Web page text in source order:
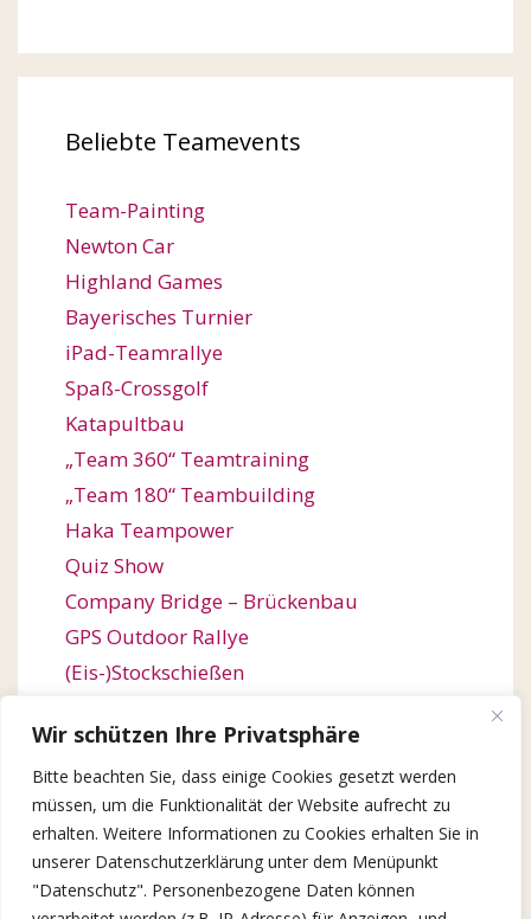
Wir schützen Ihre Privatsphäre
Bitte beachten Sie, dass einige Cookies gesetzt werden
müssen, um die Funktionalität der Website aufrecht zu
erhalten. Weitere Informationen zu Cookies erhalten Sie in
unserer Datenschutzerklärung unter dem Menüpunkt
"Datenschutz". Personenbezogene Daten können
Beliebte Teamevents
Team-Painting
Newton Car
Highland Games
Bayerisches Turnier
iPad-Teamrallye
Spaß-Crossgolf
Katapultbau
„Team 360“ Teamtraining
„Team 180“ Teambuilding
Haka Teampower
Quiz Show
Company Bridge – Brückenbau
GPS Outdoor Rallye
(Eis-)Stockschießen
Orienteering / Orientierungswanderung
Outdoor Team Challenge
Kugelbahn-Bau / Roller Coaster
Winter Games
X-Mas Quiz Show